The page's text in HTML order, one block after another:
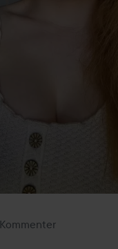
Kommenter